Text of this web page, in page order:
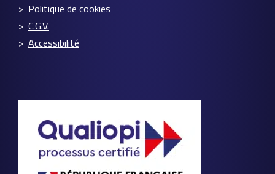
Politique de cookies
C.G.V.
Accessibilité